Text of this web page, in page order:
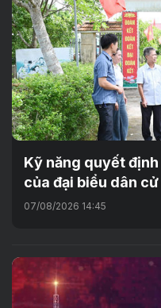
Kỹ năng quyết
của đại biểu dân
07/08/2026 14:45